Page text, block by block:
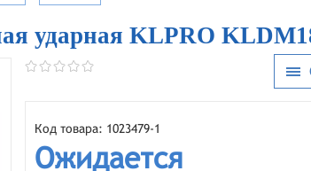
ударная KLPRO
Код товара: 1023479-1
Ожидается